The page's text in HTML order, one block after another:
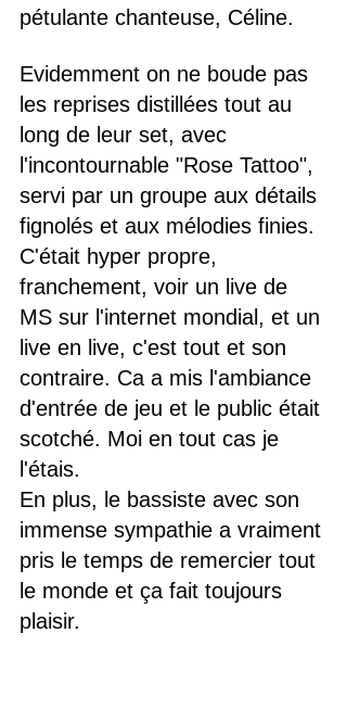
pétulante chanteuse, Céline.
Evidemment on ne boude pas
les reprises distillées tout au
long de leur set, avec
l'incontournable "Rose Tattoo",
servi par un groupe aux détails
fignolés et aux mélodies finies.
C'était hyper propre,
franchement, voir un live de
MS sur l'internet mondial, et un
live en live, c'est tout et son
contraire. Ca a mis l'ambiance
d'entrée de jeu et le public était
scotché. Moi en tout cas je
l'étais.
En plus, le bassiste avec son
immense sympathie a vraiment
pris le temps de remercier tout
le monde et ça fait toujours
plaisir.